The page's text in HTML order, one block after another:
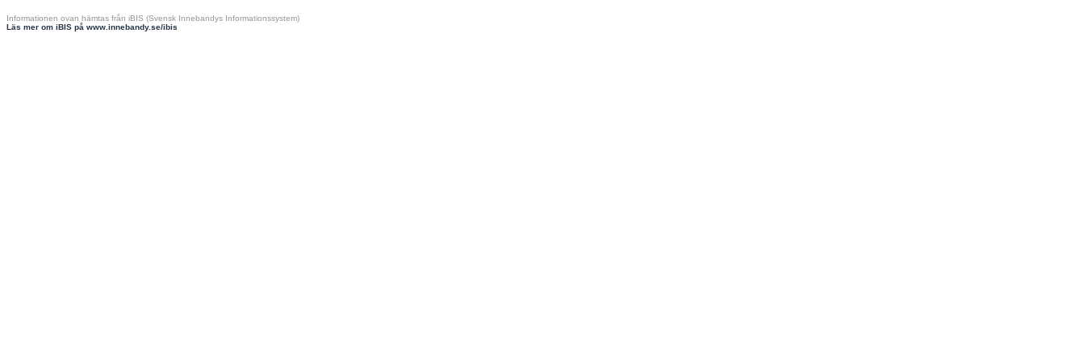
Informationen ovan hämtas från iBIS (Svensk Innebandys Informationssystem)
Läs mer om iBIS på www.innebandy.se/ibis